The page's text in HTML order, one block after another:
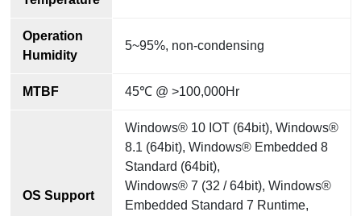
Operation
Humidity
5~95%, non-condensing
MTBF 45℃ @ >100,000Hr
OS Support
Windows® 10 IOT (64bit), Windows®
8.1 (64bit), Windows® Embedded 8
Standard (64bit),
Windows® 7 (32 / 64bit), Windows®
Embedded Standard 7 Runtime,